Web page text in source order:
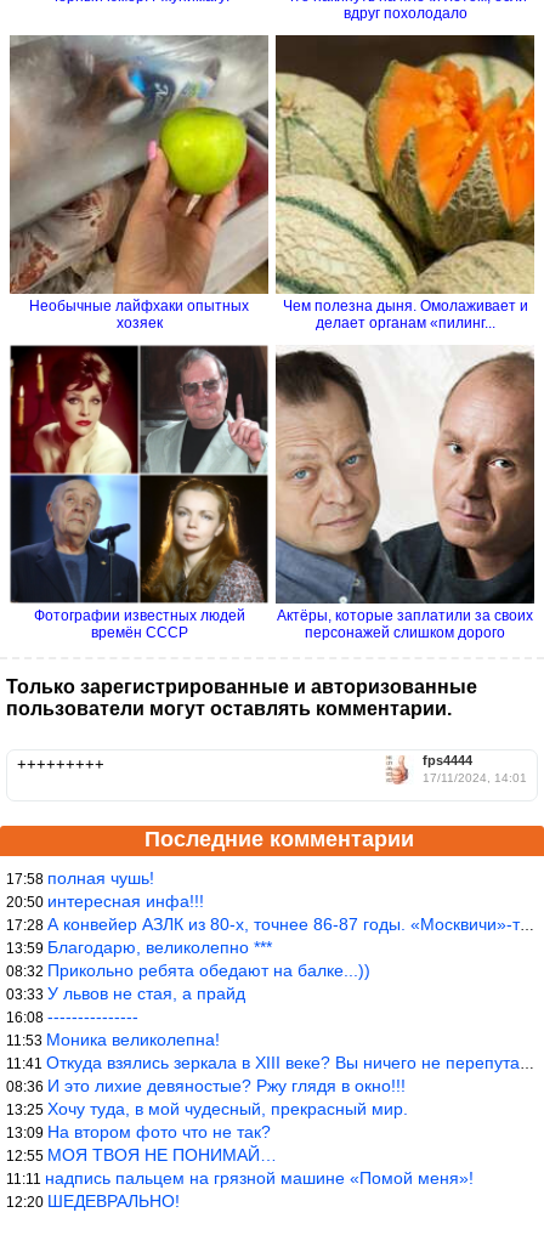
вдруг похолодало
Необычные лайфхаки опытных
хозяек
Чем полезна дыня. Омолаживает и
делает органам «пилинг...
Фотографии известных людей
времён СССР
Актёры, которые заплатили за своих
персонажей слишком дорого
Только зарегистрированные и авторизованные
пользователи могут оставлять комментарии.
fps4444
17/11/2024, 14:01
+++++++++
Последние комментарии
17:58 полная чушь!
20:50 интересная инфа!!!
17:28 А конвейер АЗЛК из 80-х, точнее 86-87 годы. «Москвичи»-то из пер
13:59 Благодарю, великолепно ***
08:32 Прикольно ребята обедают на балке...))
03:33 У львов не стая, а прайд
16:08 ---------------
11:53 Моника великолепна!
11:41 Откуда взялись зеркала в XIII веке? Вы ничего не перепутали?
08:36 И это лихие девяностые? Ржу глядя в окно!!!
13:25 Хочу туда, в мой чудесный, прекрасный мир.
13:09 На втором фото что не так?
12:55 МОЯ ТВОЯ НЕ ПОНИМАЙ…
11:11 надпись пальцем на грязной машине «Помой меня»!
12:20 ШЕДЕВРАЛЬНО!